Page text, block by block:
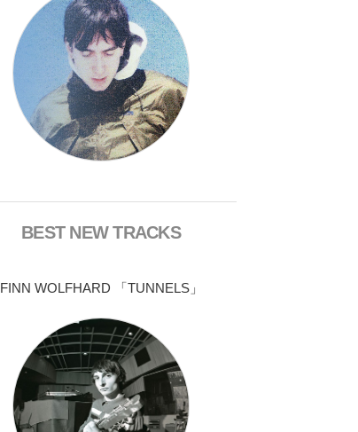
BEST NEW TRACKS
FINN WOLFHARD 「TUNNELS」